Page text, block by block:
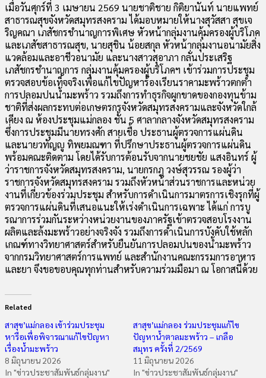
เมื่อวันศุกร์ที่ 3 เมษายน 2569 นายชาติชาย กิติยานันท์ นายแพทย์
สาธารณสุขจังหวัดสมุทรสงคราม ได้มอบหมายให้นางสุวัสสา สุขเจ
ริญคณา เภสัชกรชำนาญการพิเศษ หัวหน้ากลุ่มงานคุ้มครองผู้บริโภค
และเภสัชสาธารณสุข, นายสุชิน น้อยสกุล หัวหน้ากลุ่มงานอนามัยสิ่ง
แวดล้อมและอาชีวอนามัย และนางสาวสุอาภา กลั่นประเสริฐ
เภสัชกรชำนาญการ กลุ่มงานคุ้มครองผู้บริโภคฯ เข้าร่วมการประชุม
ตรวจสอบข้อเท็จจริงเพื่อแก้ไขปัญหาร้องเรียนราคามะพร้าวตกต่ำ
การปลอมปนน้ำมะพร้าว รวมถึงการทำธุรกิจผูกขาดของกองทุนข้าม
ชาติที่ส่งผลกระทบต่อเกษตรกรจังหวัดสมุทรสงครามและจังหวัดใกล้
เคียง ณ ห้องประชุมแม่กลอง ชั้น 5 ศาลากลางจังหวัดสมุทรสงคราม
ซึ่งการประชุมมีนายทรงศัก สายเชื้อ ประธานผู้ตรวจการแผ่นดิน
และนายวทัญญู ทิพยมณฑา ที่ปรึกษาประธานผู้ตรวจการแผ่นดิน
พร้อมคณะติดตาม โดยได้รับการต้อนรับจากนายชยชัย แสงอินทร์ ผู้
ว่าราชการจังหวัดสมุทรสงคราม, นายกรกฎ วงษ์สุวรรณ รองผู้ว่า
ราชการจังหวัดสมุทรสงคราม รวมถึงหัวหน้าส่วนราชการและหน่วย
งานที่เกี่ยวข้องร่วมประชุม สำหรับการดำเนินการมาตรการเชิงรุกที่ผู้
ตรวจการแผ่นดินที่เสนอแนะให้เร่งดำเนินการเฉพาะ ได้แก่ การบู
รณาการร่วมกันระหว่างหน่วยงานของภาครัฐเข้าตรวจสอบโรงงาน
ผลิตและล้งมะพร้าวอย่างจริงจัง รวมถึงการดำเนินการบังคับใช้หลัก
เกณฑ์ทางวิทยาศาสตร์สำหรับยืนยันการปลอมปนของน้ำมะพร้าว
จากกรมวิทยาศาสตร์การแพทย์ และสำนักงานคณะกรรมการอาหาร
และยา จึงขอขอบคุณทุกท่านสำหรับความร่วมมือมา ณ โอกาสนี้ด้วย
Related
สาสุข’แม่กลอง เข้าร่วมประชุม
หารือเพื่อพิจารณาแก้ไขปัญหา
เรื่องน้ำมะพร้าว
8 มิถุนายน 2026
In "ข่าวประชาสัมพันธ์กลุ่มงาน"
สาสุข’แม่กลอง ร่วมประชุมแก้ไข
ปัญหาน้ำตาลมะพร้าว – เกลือ
สมุทร ครั้งที่ 2/2569
11 มิถุนายน 2026
In "ข่าวประชาสัมพันธ์กลุ่มงาน"